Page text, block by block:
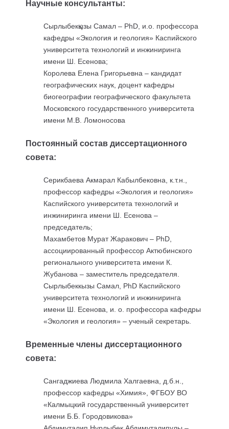
Научные консультанты:
Сырлыбекқызы Самал – PhD, и.о. профессора
кафедры «Экология и геология» Каспийского
университета технологий и инжиниринга
имени Ш. Есенова;
Королева Елена Григорьевна – кандидат
географических наук, доцент кафедры
биогеографии географического факультета
Московского государственного университета
имени М.В. Ломоносова
Постоянный состав диссертационного
совета:
Серикбаева Акмарал Кабылбековна, к.т.н.,
профессор кафедры «Экология и геология»
Каспийского университета технологий и
инжиниринга имени Ш. Есенова –
председатель;
Махамбетов Мурат Жаракович – PhD,
ассоциированный профессор Актюбинского
регионального университета имени К.
Жубанова – заместитель председателя.
Сырлыбеккызы Самал, PhD Каспийского
университета технологий и инжиниринга
имени Ш. Есенова, и. о. профессора кафедры
«Экология и геология» – ученый секретарь.
Временные члены диссертационного
совета:
Сангаджиева Людмила Халгаевна, д.б.н.,
профессор кафедры «Химия», ФГБОУ ВО
«Калмыцкий государственный университет
имени Б.Б. Городовикова»